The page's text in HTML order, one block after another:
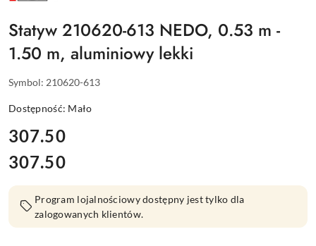
Statyw 210620-613 NEDO, 0.53 m -
1.50 m, aluminiowy lekki
Symbol: 210620-613
Dostępność: Mało
cena:
307.50
Cena:
307.50
Program lojalnościowy dostępny jest tylko dla
zalogowanych klientów.